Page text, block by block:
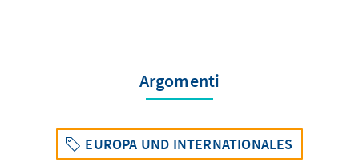
Argomenti
EUROPA UND INTERNATIONALES